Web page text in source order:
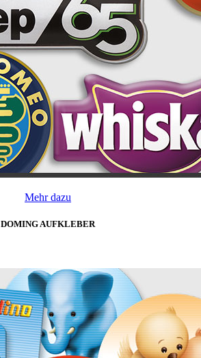
Mehr dazu
DOMING AUFKLEBER